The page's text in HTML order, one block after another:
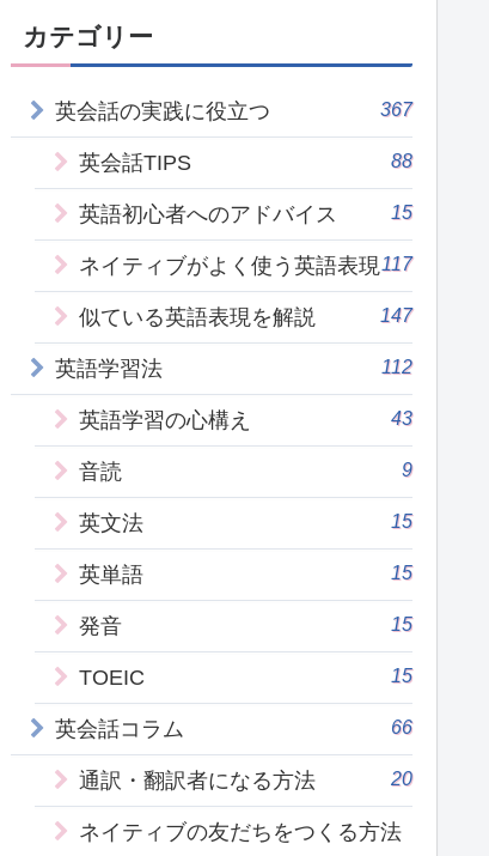
カテゴリー
英会話の実践に役立つ 367
英会話TIPS 88
英語初心者へのアドバイス 15
ネイティブがよく使う英語表現117
似ている英語表現を解説 147
英語学習法 112
英語学習の心構え 43
音読 9
英文法 15
英単語 15
発音 15
TOEIC 15
英会話コラム 66
通訳・翻訳者になる方法 20
ネイティブの友だちをつくる方法